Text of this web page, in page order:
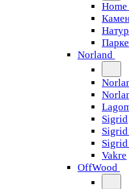
Norland
Sigrid
Sigrid
Vakre
OffWood